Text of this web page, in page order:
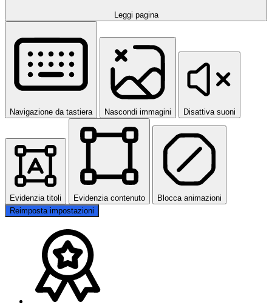
Leggi pagina
Navigazione da tastiera Nascondi immagini Disattiva suoni
Evidenzia titoli Evidenzia contenuto
Blocca animazioni
Reimposta impostazioni